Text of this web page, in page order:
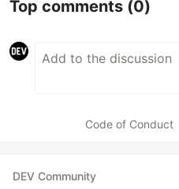
Top comments (0)
Code of Conduct
DEV Community